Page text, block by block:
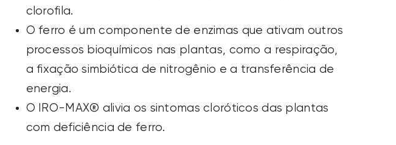
clorofila.
O ferro é um componente de enzimas que ativam outros
processos bioquímicos nas plantas, como a respiração,
a fixação simbiótica de nitrogênio e a transferência de
energia.
O IRO-MAX® alivia os sintomas cloróticos das plantas
com deficiência de ferro.